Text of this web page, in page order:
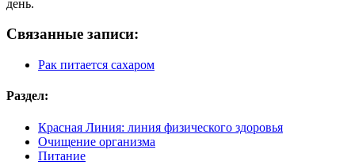
день.
Связанные записи:
Рак питается сахаром
Раздел:
Красная Линия: линия физического здоровья
Очищение организма
Питание